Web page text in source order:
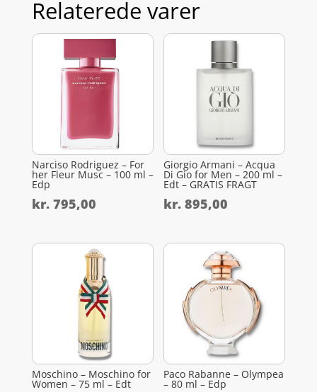
Relaterede varer
Narciso Rodriguez – For
her Fleur Musc – 100 ml –
Edp
kr.795,00
Giorgio Armani – Acqua
Di Gio for Men – 200 ml –
Edt – GRATIS FRAGT
kr. 895,00
Moschino – Moschino for
Women – 75 ml – Edt
Paco Rabanne – Olympea
– 80 ml – Edp